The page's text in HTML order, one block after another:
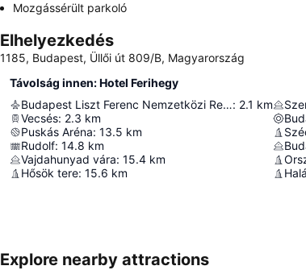
Mozgássérült parkoló
Elhelyezkedés
1185, Budapest, Üllői út 809/B, Magyarország
Távolság innen: Hotel Ferihegy
Budapest Liszt Ferenc Nemzetközi Repülőtér: 2.1 km
Vecsés: 2.3 km
Puskás Aréna: 13.5 km
Rudolf: 14.8 km
Vajdahunyad vára: 15.4 km
Hősök tere: 15.6 km
Explore nearby attractions